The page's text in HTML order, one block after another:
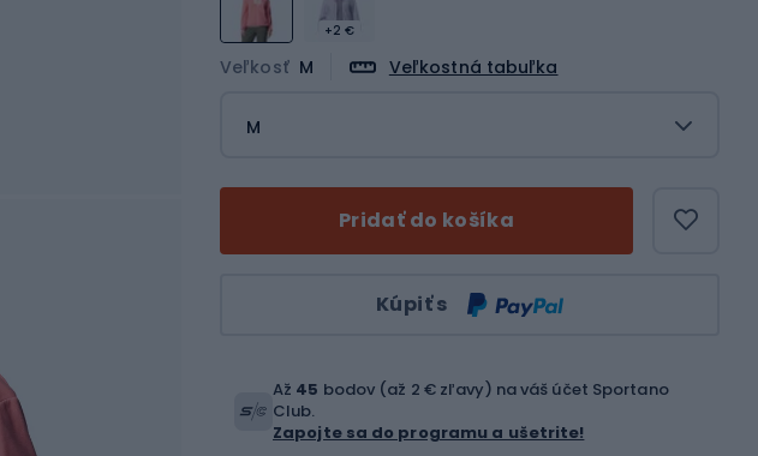
+2 €
Veľkosť M Veľkostná tabuľka
M
Pridať do košíka
Kúpiť s
Až 45 bodov (až 2 € zľavy) na váš účet Sportano
Club.
Zapojte sa do programu a ušetrite!